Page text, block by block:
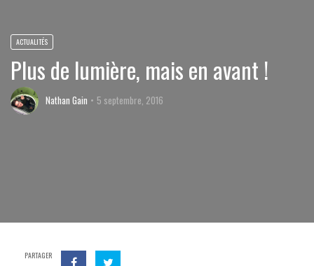
ACTUALITÉS
Plus de lumière, mais en avant !
Nathan Gain 5 septembre, 2016
PARTAGER